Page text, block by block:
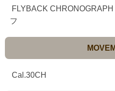
FLYBACK
フ
Cal.30CH